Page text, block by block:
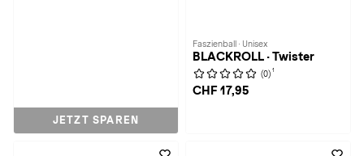
JETZT SPAREN
Faszienball · Unisex
BLACKROLL · Twister
(0) 1
CHF 17,95